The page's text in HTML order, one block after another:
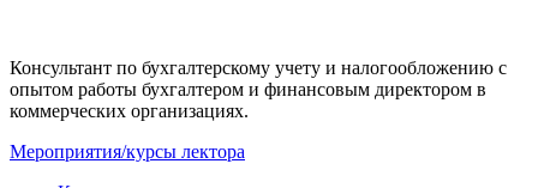
Консультант по бухгалтерскому учету и налогообложению с
опытом работы бухгалтером и финансовым директором в
коммерческих организациях.
Мероприятия/курсы лектора